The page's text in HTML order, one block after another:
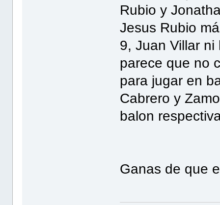
Rubio y
Jesus Rubio
9, Juan Villar
parece que no
para jugar en
Cabrero y
balon
Ganas de que